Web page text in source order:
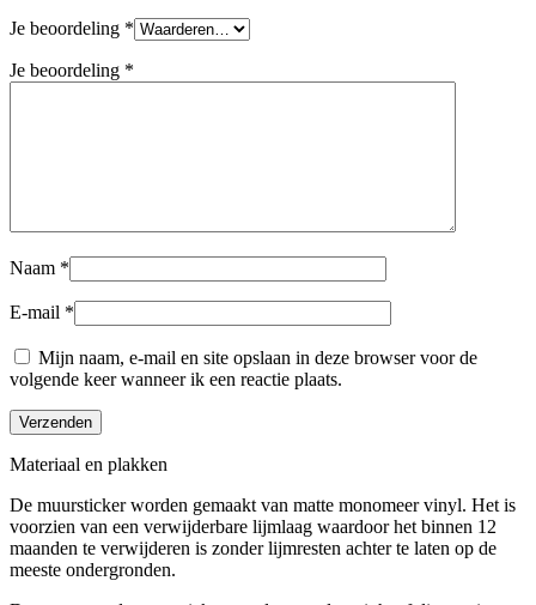
Je beoordeling *
Je beoordeling *
Naam *
E-mail *
Mijn naam, e-mail en site opslaan in deze browser voor de
volgende keer wanneer ik een reactie plaats.
Materiaal en plakken
De muursticker worden gemaakt van matte monomeer vinyl. Het is
voorzien van een verwijderbare lijmlaag waardoor het binnen 12
maanden te verwijderen is zonder lijmresten achter te laten op de
meeste ondergronden.